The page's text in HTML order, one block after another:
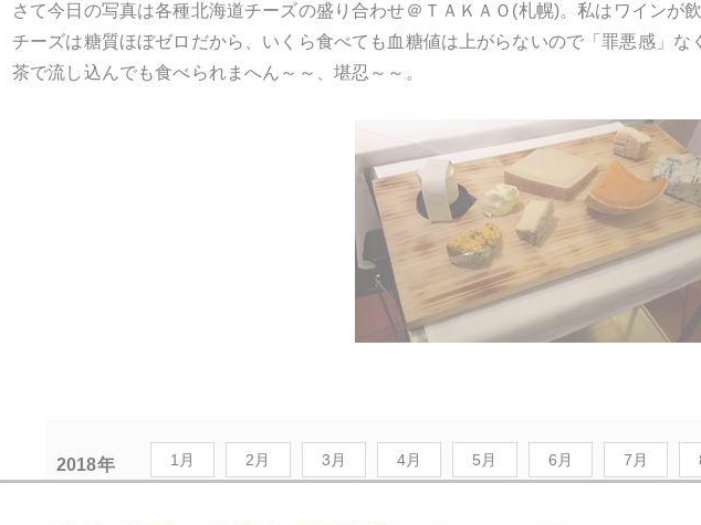
さて今日の写真は各種北海道チーズの盛り合わせ＠ＴＡＫＡＯ(札幌)。私はワインが
チーズは糖質ほぼゼロだから、いくら食べても血糖値は上がらないので「罪悪感」
茶で流し込んでも食べられまへん～～、堪忍～～。
2018年 1月 2月 3月 4月 5月 6月 7月